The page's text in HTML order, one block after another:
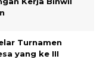
Turnamen
yang ke III